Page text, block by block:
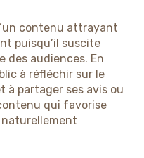
contenu attrayant
puisqu’il suscite
des audiences. En
à réfléchir sur le
à partager ses avis ou
qui favorise